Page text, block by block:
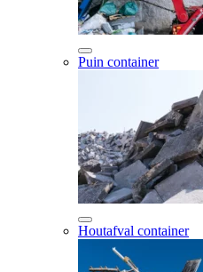
Puin container
Houtafval container